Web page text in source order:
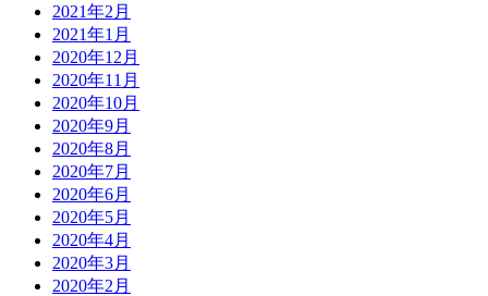
2021年2月
2021年1月
2020年12月
2020年11月
2020年10月
2020年9月
2020年8月
2020年7月
2020年6月
2020年5月
2020年4月
2020年3月
2020年2月